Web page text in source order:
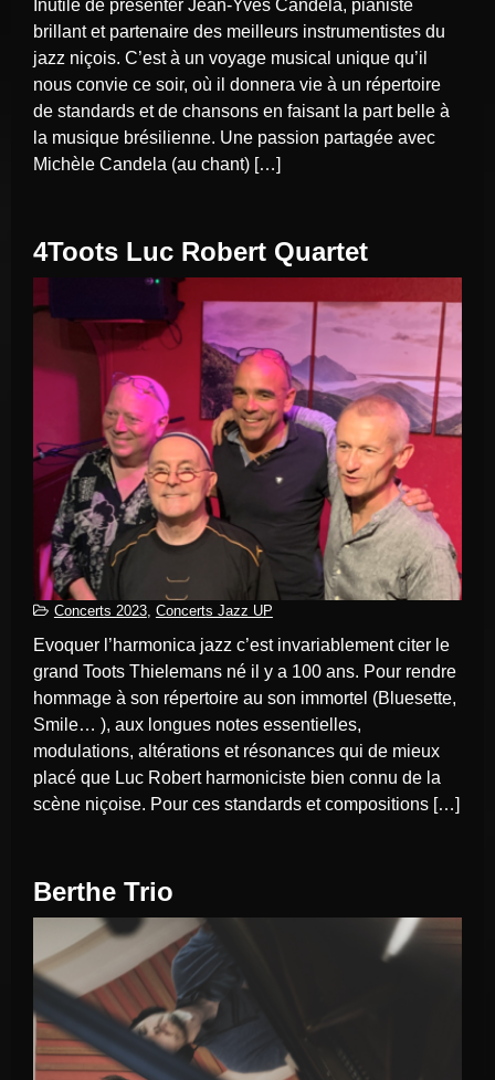
brillant et partenaire des meilleurs instrumentistes du
jazz niçois. C’est à un voyage musical unique qu’il
nous convie ce soir, où il donnera vie à un répertoire
de standards et de chansons en faisant la part belle à
la musique brésilienne. Une passion partagée avec
Michèle Candela (au chant) […]
4Toots Luc Robert Quartet
Concerts 2023, Concerts Jazz UP
Evoquer l’harmonica jazz c’est invariablement citer le
grand Toots Thielemans né il y a 100 ans. Pour rendre
hommage à son répertoire au son immortel (Bluesette,
Smile… ), aux longues notes essentielles,
modulations, altérations et résonances qui de mieux
placé que Luc Robert harmoniciste bien connu de la
scène niçoise. Pour ces standards et compositions […]
Berthe Trio